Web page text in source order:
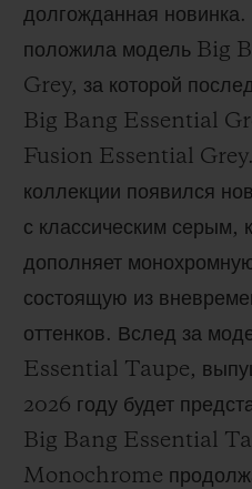
долгожданная
положила модель Big
Grey, за которой
Big Bang Essential
Fusion Essential
коллекции появился
с классическим серым,
дополняет
состоящую из
оттенков. Вслед за
Essential Taupe,
2026 году будет
Big Bang Essential
Monochrome